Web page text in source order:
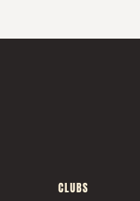
CLUBS